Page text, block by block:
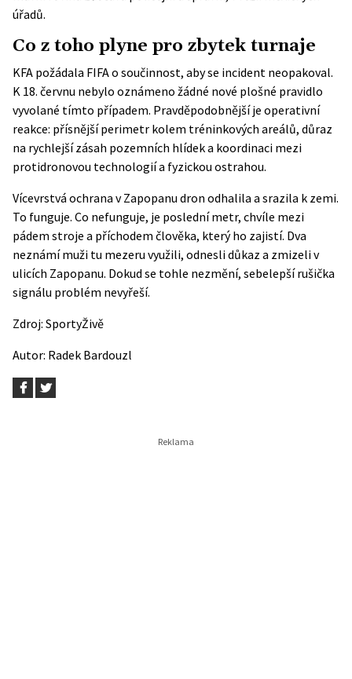
úřadů.
Co z toho plyne pro zbytek turnaje
KFA požádala FIFA o součinnost, aby se incident neopakoval.
K 18. červnu nebylo oznámeno žádné nové plošné pravidlo
vyvolané tímto případem. Pravděpodobnější je operativní
reakce: přísnější perimetr kolem tréninkových areálů, důraz
na rychlejší zásah pozemních hlídek a koordinaci mezi
protidronovou technologií a fyzickou ostrahou.
Vícevrstvá ochrana v Zapopanu dron odhalila a srazila k zemi.
To funguje. Co nefunguje, je poslední metr, chvíle mezi
pádem stroje a příchodem člověka, který ho zajistí. Dva
neznámí muži tu mezeru využili, odnesli důkaz a zmizeli v
ulicích Zapopanu. Dokud se tohle nezmění, sebelepší rušička
signálu problém nevyřeší.
Zdroj: SportyŽivě
Autor: Radek Bardouzl